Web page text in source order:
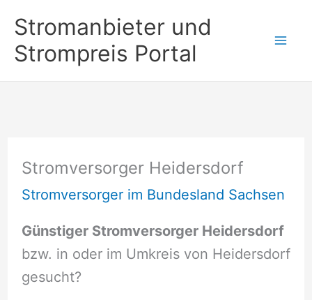
Inhalt
springen
Stromanbieter und
Strompreis Portal
Stromversorger Heidersdorf
Stromversorger im Bundesland Sachsen
Günstiger Stromversorger Heidersdorf
bzw. in oder im Umkreis von Heidersdorf
gesucht?